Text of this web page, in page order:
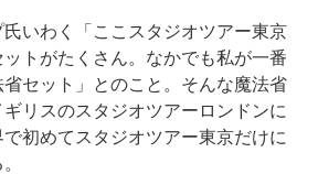
いわく「ここスタジオツアー東京
トがたくさん。なかでも私が一番
セット」とのこと。そんな魔法省
リスのスタジオツアーロンドンに
初めてスタジオツアー東京だけに